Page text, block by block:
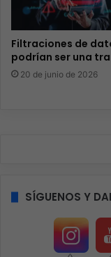
Filtraciones de
podrían ser una
20 de junio de 2026
SÍGUENOS Y